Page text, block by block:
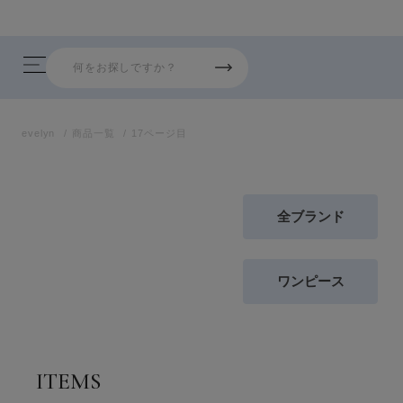
evelyn 商品一覧 17ページ目
全ブランド
ワンピース
ITEMS